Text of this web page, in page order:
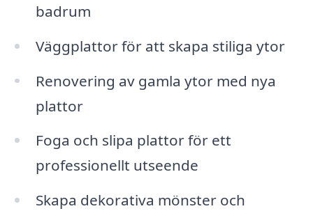
badrum
Väggplattor för att skapa stiliga ytor
Renovering av gamla ytor med nya
plattor
Foga och slipa plattor för ett
professionellt utseende
Skapa dekorativa mönster och